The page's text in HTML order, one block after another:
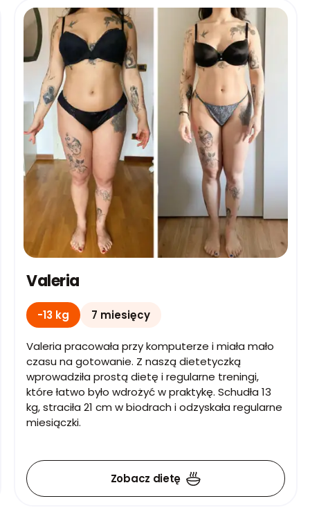
Valeria
-13 kg 7 miesięcy
Valeria pracowała przy komputerze i miała mało
czasu na gotowanie. Z naszą dietetyczką
wprowadziła prostą dietę i regularne treningi,
które łatwo było wdrożyć w praktykę. Schudła 13
kg, straciła 21 cm w biodrach i odzyskała regularne
miesiączki.
Zobacz dietę